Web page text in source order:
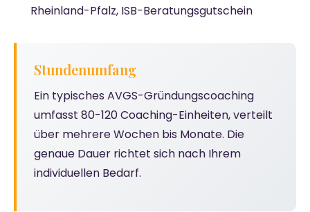
Rheinland-Pfalz, ISB-Beratungsgutschein
Stundenumfang
Ein typisches AVGS-Gründungscoaching
umfasst 80-120 Coaching-Einheiten, verteilt
über mehrere Wochen bis Monate. Die
genaue Dauer richtet sich nach Ihrem
individuellen Bedarf.